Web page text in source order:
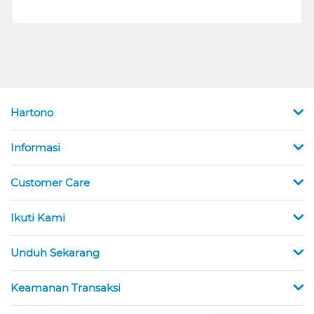
Hartono
Informasi
Customer Care
Ikuti Kami
Unduh Sekarang
Keamanan Transaksi